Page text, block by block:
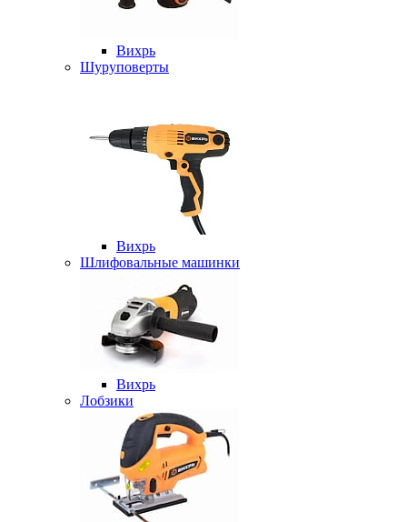
Вихрь
Шуруповерты
Вихрь
Шлифовальные машинки
Вихрь
Лобзики